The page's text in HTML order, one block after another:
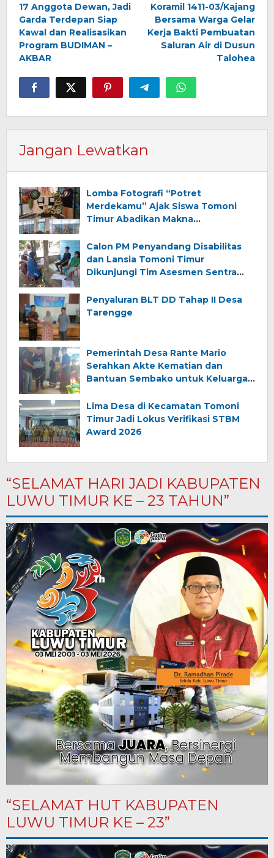
pos
17 Anggota Dewan, Jadi
Garda Terdepan Siap
Kawal dan Realisasikan
Program BUDIMAN –
AKBAR
Koramil 1411-03/Kajang
Bersama Warga Gelar
Kerja Bakti Pembuatan
Saluran Air di Dusun
Talohea
Jangan Lewatkan
Lomba Fotografi “Potret
Merdekamu” Ajak Siswa Tomoni
Timur Abadikan Makna
Calon PM Penyandang Disabilitas
dan Lansia Tomoni Timur
Dikunjungi Tim Asesmen Sentra
Penyaluran BLT DD Tahap II Desa
Tarengge
Pemerintah Desa Rante Mario
Serahkan Akte Kematian dan
Bantuan Sembako untuk Keluarga
Lima Desa di Kecamatan Tomoni
Timur Jadi Lokus Verifikasi STBM
Award 2026
“SELAMAT HARI JADI KABUPATEN
LUWU TIMUR KE – 23 TAHUN”
“SELAMAT HUT KABUPATEN
LUWU TIMUR KE – 23”